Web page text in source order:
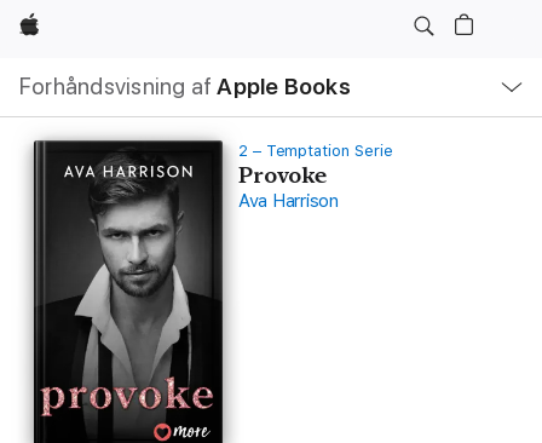
Apple
Forhåndsvisning af Apple Books
navigation
åbn
2 – Temptation Serie
Provoke
Ava Harrison